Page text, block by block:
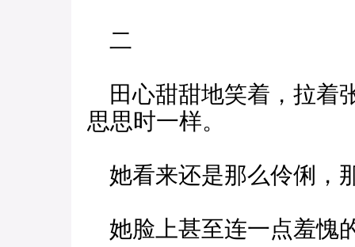
二
田心甜甜地笑着，拉着
思思时一样。
她看来还是那么伶俐，
她脸上甚至连一点羞愧